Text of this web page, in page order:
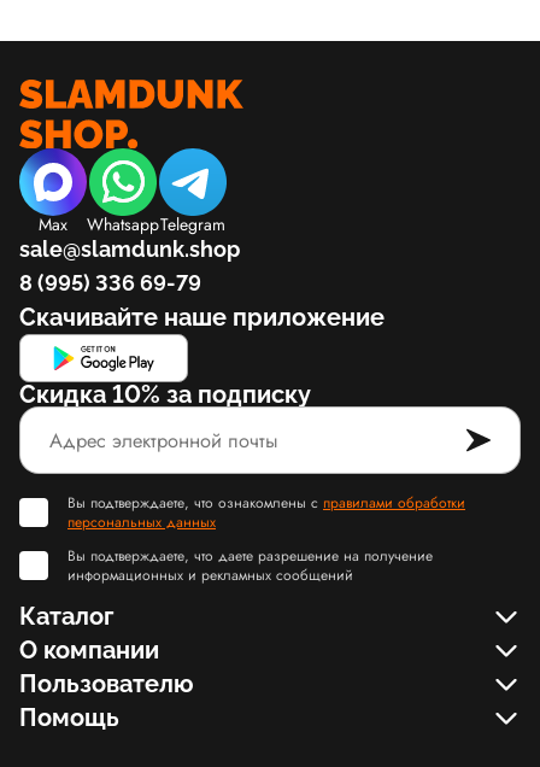
Max WhatsappTelegram
sale@slamdunk.shop
8 (995) 336 69-79
Скачивайте наше приложение
Скидка 10% за подписку
Вы подтверждаете, что ознакомлены с правилами обработки
персональных данных
Вы подтверждаете, что даете разрешение на получение
информационных и рекламных сообщений
Каталог
О компании
Пользователю
Помощь